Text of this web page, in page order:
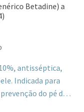
Betadine) a
antisséptica,
Indicada para
do pé de
intervenções